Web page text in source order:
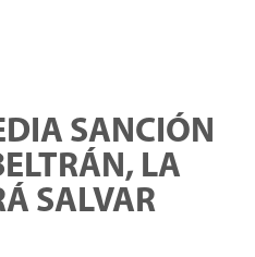
SANCIÓN
LA
SALVAR